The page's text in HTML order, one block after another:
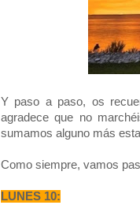
Y paso a paso, os
agradece que no
sumamos alguno más
Como siempre, vamos
LUNES 10: